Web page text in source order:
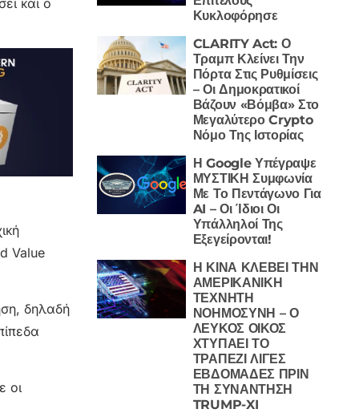
και ο
Value
δηλαδή
οι
Κυκλοφόρησε
CLARITY Act: Ο
Τραμπ Κλείνει Την
Πόρτα Στις Ρυθμίσεις
– Οι Δημοκρατικοί
Βάζουν «Βόμβα» Στο
Μεγαλύτερο Crypto
Νόμο Της Ιστορίας
Η Google Υπέγραψε
ΜΥΣΤΙΚΗ Συμφωνία
Με Το Πεντάγωνο Για
AI – Οι Ίδιοι Οι
Υπάλληλοί Της
Εξεγείρονται!
Η ΚΙΝΑ ΚΛΕΒΕΙ ΤΗΝ
ΑΜΕΡΙΚΑΝΙΚΗ
ΤΕΧΝΗΤΗ
ΝΟΗΜΟΣΥΝΗ – Ο
ΛΕΥΚΟΣ ΟΙΚΟΣ
ΧΤΥΠΑΕΙ ΤΟ
ΤΡΑΠΕΖΙ ΛΙΓΕΣ
ΕΒΔΟΜΑΔΕΣ ΠΡΙΝ
ΤΗ ΣΥΝΑΝΤΗΣΗ
TRUMP-XI